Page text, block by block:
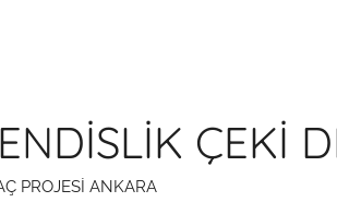
ÇEKİ
PROJESİ ANKARA